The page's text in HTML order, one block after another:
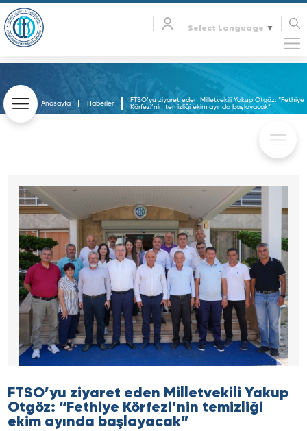
Select Language ▼
Anasayfa Haberler
FTSO’yu ziyaret eden Milletvekili Yakup Otgöz: “Fethiye
Körfezi’nin temizliği ekim ayında başlayacak”
FTSO’yu ziyaret eden Milletvekili Yakup
Otgöz: “Fethiye Körfezi’nin temizliği
ekim ayında başlayacak”